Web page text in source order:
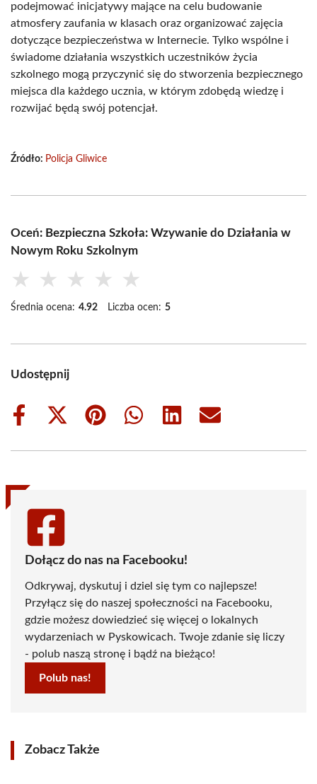
podejmować inicjatywy mające na celu budowanie
atmosfery zaufania w klasach oraz organizować zajęcia
dotyczące bezpieczeństwa w Internecie. Tylko wspólne i
świadome działania wszystkich uczestników życia
szkolnego mogą przyczynić się do stworzenia bezpiecznego
miejsca dla każdego ucznia, w którym zdobędą wiedzę i
rozwijać będą swój potencjał.
Źródło: Policja Gliwice
Oceń: Bezpieczna Szkoła: Wzywanie do Działania w
Nowym Roku Szkolnym
★ ★ ★ ★ ★
Średnia ocena: 4.92 Liczba ocen: 5
Udostępnij
Share
Share
(Twitter)
Share
Share
Share
Share
Dołącz do nas na Facebooku!
Odkrywaj, dyskutuj i dziel się tym co najlepsze!
Przyłącz się do naszej społeczności na Facebooku,
gdzie możesz dowiedzieć się więcej o lokalnych
wydarzeniach w Pyskowicach. Twoje zdanie się liczy
- polub naszą stronę i bądź na bieżąco!
Polub nas!
Zobacz Także